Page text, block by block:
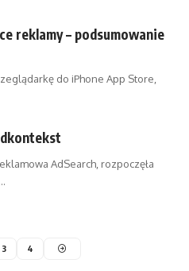
reklamy – podsumowanie
do iPhone App Store,
AdSearch, rozpoczęła
3 4